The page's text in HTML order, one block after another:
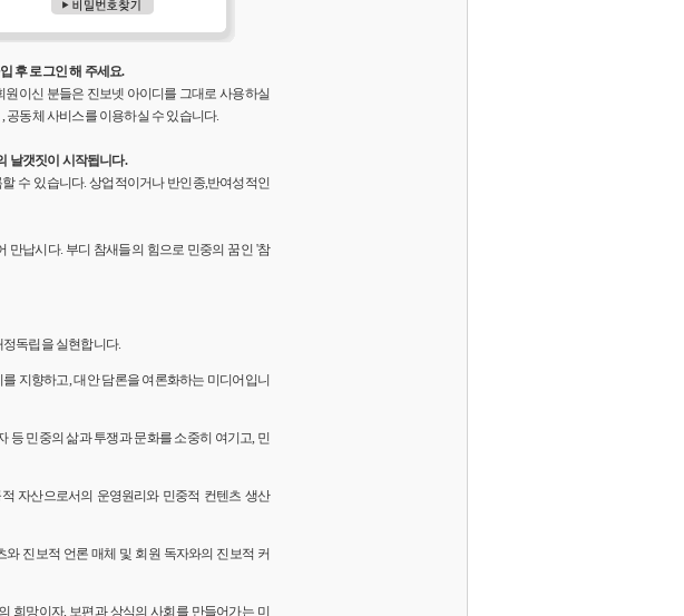
후 로그인 해 주세요.
이신 분들은 진보넷 아이디를 그대로 사용하실
공동체 사비스를 이용하실 수 있습니다.
날갯짓이 시작됩니다.
수 있습니다. 상업적이거나 반인종,반여성적인
만납시다. 부디 참새들의 힘으로 민중의 꿈인 '참
독립을 실현합니다.
지향하고, 대안 담론을 여론화하는 미디어입니
등 민중의 삶과 투쟁과 문화를 소중히 여기고, 민
자산으로서의 운영원리와 민중적 컨텐츠 생산
와 진보적 언론 매체 및 회원 독자와의 진보적 커
희망이자, 보편과 상식의 사회를 만들어가는 미